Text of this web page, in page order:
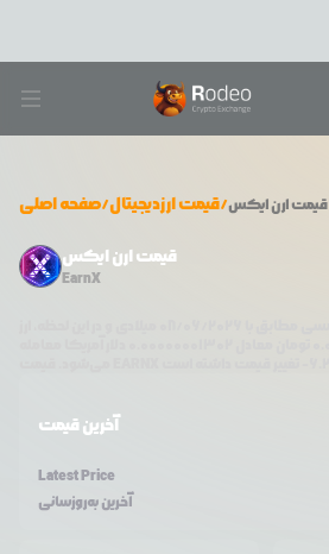
صفحه اصلی/قیمت ارزدیجیتال/ قیمتارن ایکس
قیمت ارن ایکس
EarnX
آخرین قیمت
Latest Price
آخرین به‌روزسانی